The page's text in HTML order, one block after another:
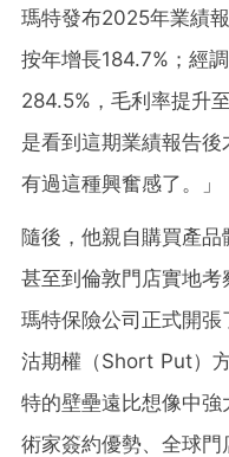
瑪特發布2025年業績
按年增長184.7%；經
284.5%，毛利率提升
是看到這期業績報告
有過這種興奮感了。」
隨後，他親自購買產品
甚至到倫敦門店實地
瑪特保險公司正式開
沽期權（Short Put）
特的壁壘遠比想像中
術家簽約優勢、全球